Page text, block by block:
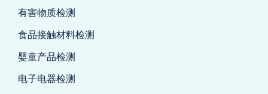
有害物质检测
食品接触材料检测
婴童产品检测
电子电器检测